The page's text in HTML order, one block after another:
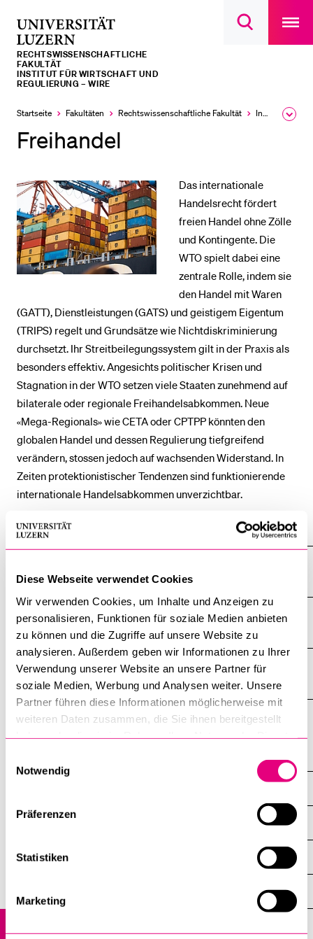
Diese Webseite verwendet Cookies
Wir verwenden Cookies, um Inhalte und Anzeigen zu
personalisieren, Funktionen für soziale Medien anbieten
zu können und die Zugriffe auf unsere Website zu
analysieren. Außerdem geben wir Informationen zu Ihrer
Verwendung unserer Website an unsere Partner für
soziale Medien, Werbung und Analysen weiter. Unsere
Partner führen diese Informationen möglicherweise mit
weiteren Daten zusammen, die Sie ihnen bereitgestellt
Notwendig
Präferenzen
Statistiken
Marketing
Suchdialog
main
RECHTS­­WISSENSCHAFTLICHE
FAKULTÄT
INSTITUT FÜR WIRTSCHAFT UND
REGULIERUNG – WIRE
Startseite Fakultäten Rechtswissenschaftliche Fakultät Institute, Akademien, Zentren
Schweiz-EU
Freihandel
Das internationale
Handelsrecht fördert
freien Handel ohne Zölle
und Kontingente. Die
WTO spielt dabei eine
zentrale Rolle, indem sie
den Handel mit Waren
(GATT), Dienstleistungen (GATS) und geistigem Eigentum
(TRIPS) regelt und Grundsätze wie Nichtdiskriminierung
durchsetzt. Ihr Streitbeilegungssystem gilt in der Praxis als
besonders effektiv. Angesichts politischer Krisen und
Stagnation in der WTO setzen viele Staaten zunehmend auf
bilaterale oder regionale Freihandelsabkommen. Neue
«Mega-Regionals» wie CETA oder CPTPP könnten den
globalen Handel und dessen Regulierung tiefgreifend
verändern, stossen jedoch auf wachsenden Widerstand. In
Zeiten protektionistischer Tendenzen sind funktionierende
internationale Handelsabkommen unverzichtbar.
Alle anzeigen
Alle
Sektionen
Personen
Projekte
Wesentliche Publikationen
LETZTE SUCHEN
Sie haben noch keine Suche getätigt.
Schulklassen und Lehrpersonen
Studien­interessierte
Forschende
Mitarbeitende
Alumni
Stellensuchende
Medien
BELIEBTE INHALTE
Vorlesungsverzeichnis
Bibliothek
Sportangebot
Menuplan Mensa
Anmeldung und Zulassung